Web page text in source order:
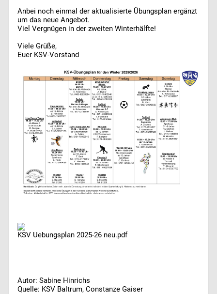
Anbei noch einmal der aktualisierte Übungsplan ergänzt
um das neue Angebot.
Viel Vergnügen in der zweiten Winterhälfte!
Viele Grüße,
Euer KSV-Vorstand
KSV Uebungsplan 2025-26 neu.pdf
Autor: Sabine Hinrichs
Quelle: KSV Baltrum, Constanze Gaiser